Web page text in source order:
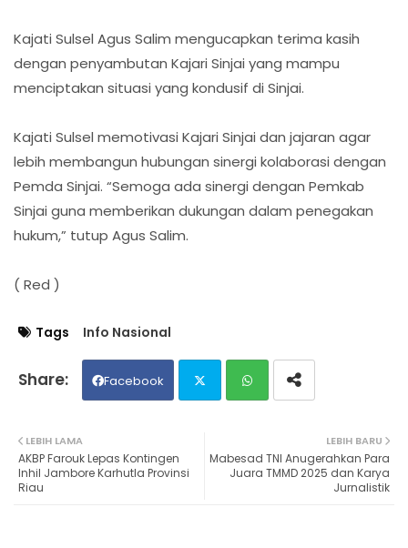
Kajati Sulsel Agus Salim mengucapkan terima kasih
dengan penyambutan Kajari Sinjai yang mampu
menciptakan situasi yang kondusif di Sinjai.
Kajati Sulsel memotivasi Kajari Sinjai dan jajaran agar
lebih membangun hubungan sinergi kolaborasi dengan
Pemda Sinjai. “Semoga ada sinergi dengan Pemkab
Sinjai guna memberikan dukungan dalam penegakan
hukum,” tutup Agus Salim.
( Red )
Tags Info Nasional
Facebook
ats
LEBIH BARU
Mabesad TNI Anugerahkan Para
Juara TMMD 2025 dan Karya
Jurnalistik
LEBIH LAMA
AKBP Farouk Lepas Kontingen
Inhil Jambore Karhutla Provinsi
Riau